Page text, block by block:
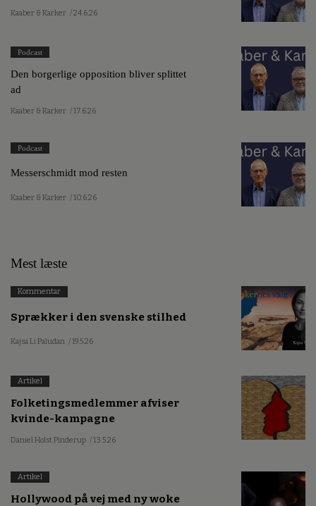
Kaaber & Karker / 24.6.26
Podcast
Den borgerlige opposition bliver splittet
ad
Kaaber & Karker / 17.6.26
Podcast
Messerschmidt mod resten
Kaaber & Karker / 10.6.26
Mest læste
Kommentar
Sprækker i den svenske stilhed
Kajsa Li Paludan / 19.5.26
Artikel
Folketingsmedlemmer afviser
kvinde-kampagne
Daniel Holst Pinderup / 13.5.26
Artikel
Hollywood på vej med ny woke